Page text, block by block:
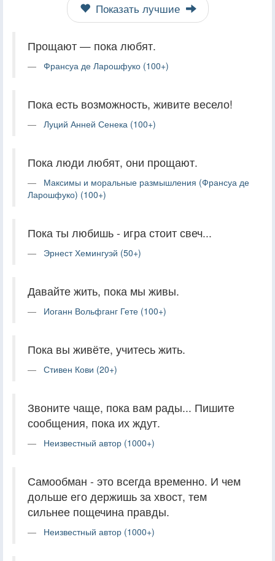
Показать лучшие
Прощают — пока любят.
Франсуа де Ларошфуко (100+)
Пока есть возможность, живите весело!
Луций Анней Сенека (100+)
Пока люди любят, они прощают.
Максимы и моральные размышления (Франсуа де
Ларошфуко) (100+)
Пока ты любишь - игра стоит свеч...
Эрнест Хемингуэй (50+)
Давайте жить, пока мы живы.
Иоганн Вольфганг Гете (100+)
Пока вы живёте, учитесь жить.
Стивен Кови (20+)
Звоните чаще, пока вам рады... Пишите
сообщения, пока их ждут.
Неизвестный автор (1000+)
Самообман - это всегда временно. И чем
дольше его держишь за хвост, тем
сильнее пощечина правды.
Неизвестный автор (1000+)